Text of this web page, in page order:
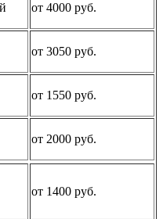
от 4000 руб.
от 3050 руб.
от 1550 руб.
от 2000 руб.
от 1400 руб.